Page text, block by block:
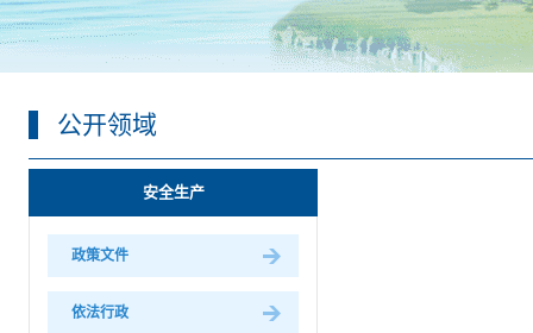
公开领域
安全生产
政策文件
依法行政